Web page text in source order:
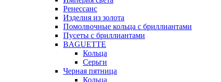
Ренессанс
Изделия из золота
Помолвочные кольца с бриллиантами
Пусеты с бриллиантами
BAGUETTE
Кольца
Серьги
Черная пятница
Кольца